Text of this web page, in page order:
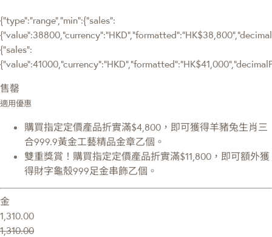
{"type":"range","min":{"sales":
{"sales":
售罄
適用優惠
購買指定定價產品折實滿$4,800，即可獲得羊豬兔生肖三
合999.9黃金工藝精品金章乙個。
雙重獎賞！購買指定定價產品折實滿$11,800，即可額外獲
得財字龜殼999足金串飾乙個。
金
1,310.00
1,310.00